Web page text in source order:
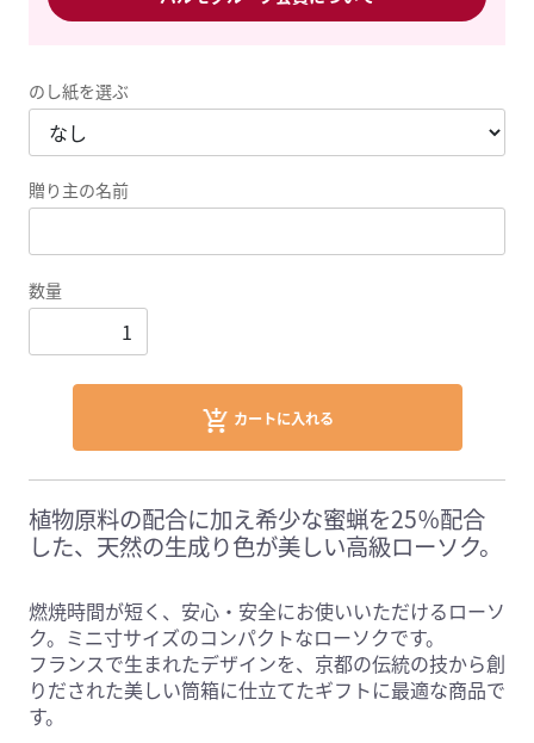
のし紙を選ぶ
贈り主の名前
数量
カートに入れる
植物原料の配合に加え希少な蜜蝋を25％配合
した、天然の生成り色が美しい高級ローソク。
燃焼時間が短く、安心・安全にお使いいただけるローソ
ク。ミニ寸サイズのコンパクトなローソクです。
フランスで生まれたデザインを、京都の伝統の技から創
りだされた美しい筒箱に仕立てたギフトに最適な商品で
す。